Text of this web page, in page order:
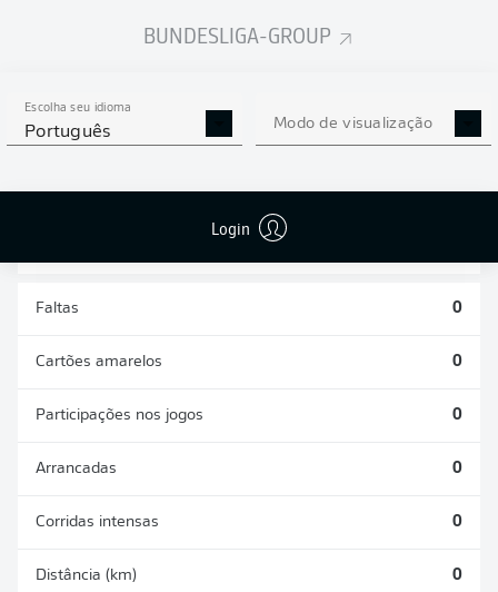
BUNDESLIGA-GROUP
Escolha seu idioma
Português Modo de visualização
Login
ESTATÍSTICAS DA
TEMPORADA 2026/2027
ÁREAS
Faltas 0
Cartões amarelos 0
Participações nos jogos 0
Arrancadas 0
Corridas intensas 0
Distância (km) 0